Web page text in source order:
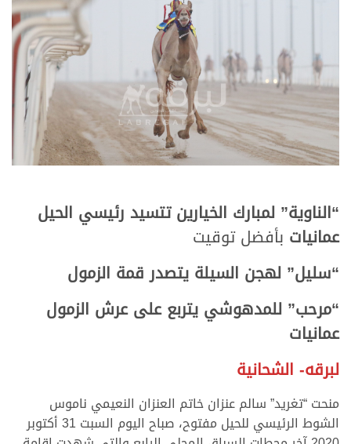
“الناوية” لمبارك الخيارين تتسيد رئيسي الحيل
عمانيات بأفضل توقيت
“سليل” لهجن السيلة يتصدر قمة الزمول
“مرحب” للمدهوشي يتربع على عرش الزمول
عمانيات
لبرقه- الشحانية
منحت “تغريد” سالم عنزان خاتم العنزان النعيمي ناموس
الشوط الرئيسي للحيل مفتوح، صباح اليوم السبت 31 أكتوبر